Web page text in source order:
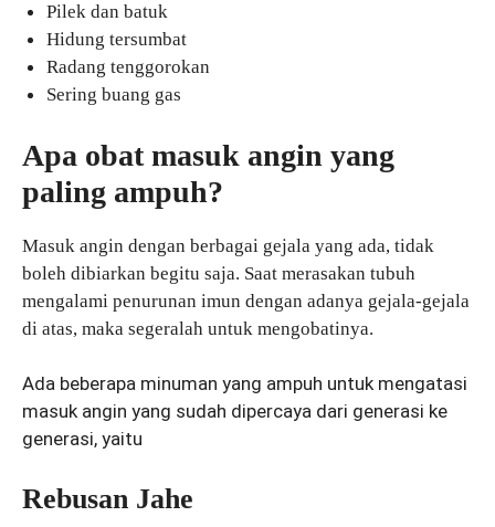
Pilek dan batuk
Hidung tersumbat
Radang tenggorokan
Sering buang gas
Apa obat masuk angin yang
paling ampuh?
Masuk angin dengan berbagai gejala yang ada, tidak
boleh dibiarkan begitu saja. Saat merasakan tubuh
mengalami penurunan imun dengan adanya gejala-gejala
di atas, maka segeralah untuk mengobatinya.
Ada beberapa minuman yang ampuh untuk mengatasi
masuk angin yang sudah dipercaya dari generasi ke
generasi, yaitu
Rebusan Jahe